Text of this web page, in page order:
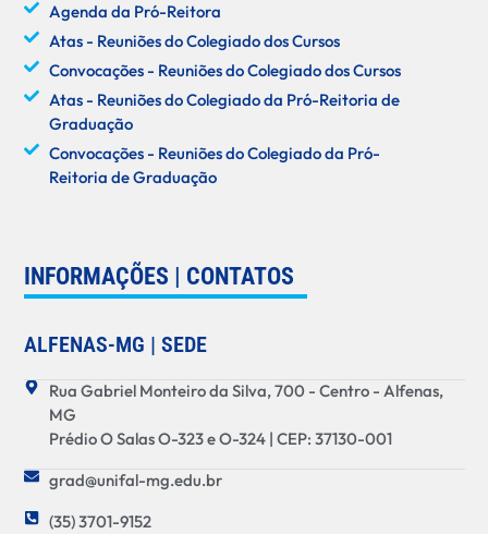
Agenda da Pró-Reitora
Atas - Reuniões do Colegiado dos Cursos
Convocações - Reuniões do Colegiado dos Cursos
Atas - Reuniões do Colegiado da Pró-Reitoria de
Graduação
Convocações - Reuniões do Colegiado da Pró-
Reitoria de Graduação
INFORMAÇÕES | CONTATOS
ALFENAS-MG | SEDE
Rua Gabriel Monteiro da Silva, 700 - Centro - Alfenas,
MG
Prédio O Salas O-323 e O-324 | CEP: 37130-001
grad@unifal-mg.edu.br
(35) 3701-9152